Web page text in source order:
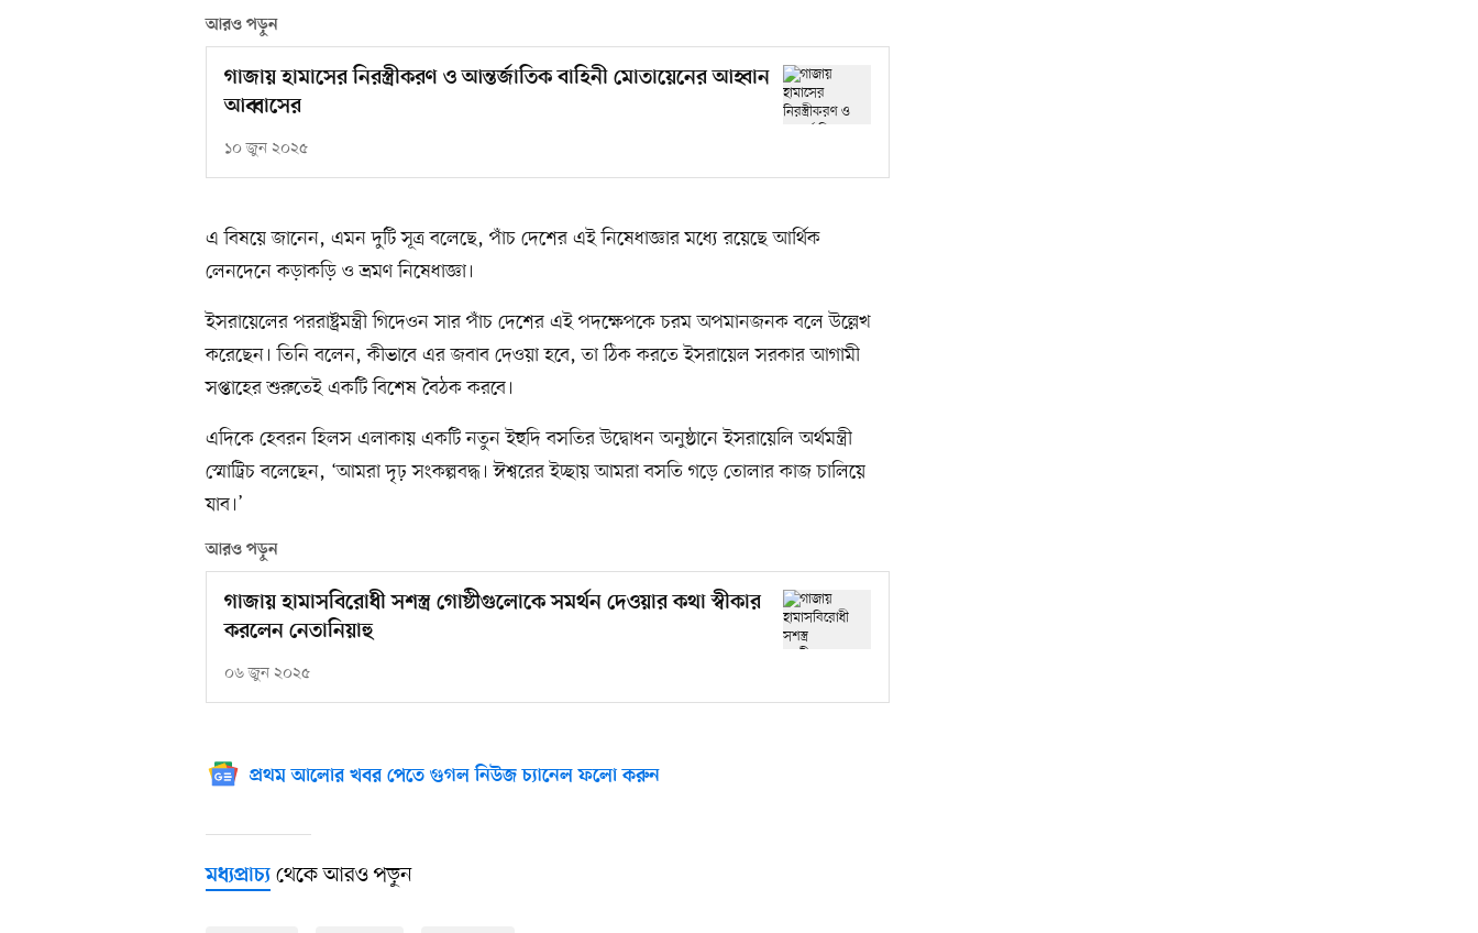
আরও পড়ুন
গাজায় হামাসের নিরস্ত্রীকরণ ও আন্তর্জাতিক বাহিনী মোতায়েনের আহ্বান
আব্বাসের
১০ জুন ২০২৫
এ বিষয়ে জানেন, এমন দুটি সূত্র বলেছে, পাঁচ দেশের এই নিষেধাজ্ঞার মধ্যে রয়েছে আর্থিক
লেনদেনে কড়াকড়ি ও ভ্রমণ নিষেধাজ্ঞা।
ইসরায়েলের পররাষ্ট্রমন্ত্রী গিদেওন সার পাঁচ দেশের এই পদক্ষেপকে চরম অপমানজনক বলে উল্লেখ
করেছেন। তিনি বলেন, কীভাবে এর জবাব দেওয়া হবে, তা ঠিক করতে ইসরায়েল সরকার আগামী
সপ্তাহের শুরুতেই একটি বিশেষ বৈঠক করবে।
এদিকে হেবরন হিলস এলাকায় একটি নতুন ইহুদি বসতির উদ্বোধন অনুষ্ঠানে ইসরায়েলি অর্থমন্ত্রী
স্মোট্রিচ বলেছেন, ‘আমরা দৃঢ় সংকল্পবদ্ধ। ঈশ্বরের ইচ্ছায় আমরা বসতি গড়ে তোলার কাজ চালিয়ে
যাব।’
আরও পড়ুন
গাজায় হামাসবিরোধী সশস্ত্র গোষ্ঠীগুলোকে সমর্থন দেওয়ার কথা স্বীকার
করলেন নেতানিয়াহু
০৬ জুন ২০২৫
প্রথম আলোর খবর পেতে গুগল নিউজ চ্যানেল ফলো করুন
মধ্যপ্রাচ্য থেকে আরও পড়ুন